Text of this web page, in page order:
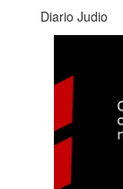
Diario Judio